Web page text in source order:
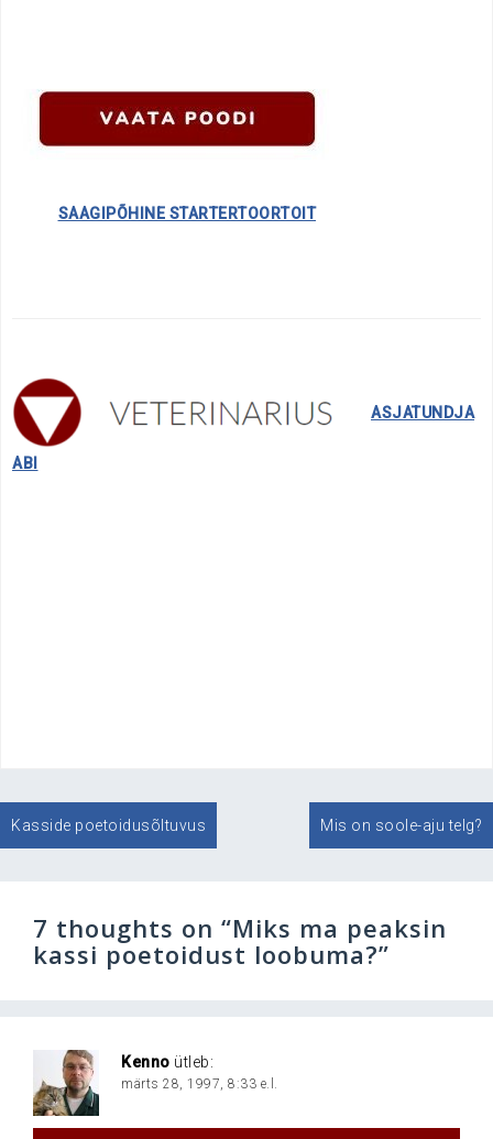
SAAGIPÕHINE STARTERTOORTOIT
ASJATUNDJA
ABI
Navigeerimine
Kasside poetoidusõltuvus Mis on soole-aju telg?
7 thoughts on “Miks ma peaksin
kassi poetoidust loobuma?”
Kenno ütleb:
märts 28, 1997, 8:33 e.l.